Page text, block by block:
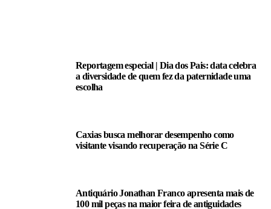
Reportagem especial | Dia dos Pais: data celebra
a diversidade de quem fez da paternidade uma
escolha
Caxias busca melhorar desempenho como
visitante visando recuperação na Série C
Antiquário Jonathan Franco apresenta mais de
100 mil peças na maior feira de antiguidades